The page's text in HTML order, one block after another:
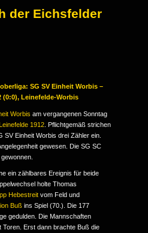
der Eichsfelder
SG SV Einheit Worbis –
(0:0), Leinefelde-Worbis
Worbis am vergangenen Sonntag
1912 . Pflichtgemäß strichen
SV Einheit Worbis drei Zähler ein.
gewesen. Die SG SC
ein zählbares Ereignis für beide
holte Thomas
Hebestreit vom Feld und
Buß ins Spiel (70.). Die 177
gedulden. Die Mannschaften
Toren. Erst dann brachte Buß die